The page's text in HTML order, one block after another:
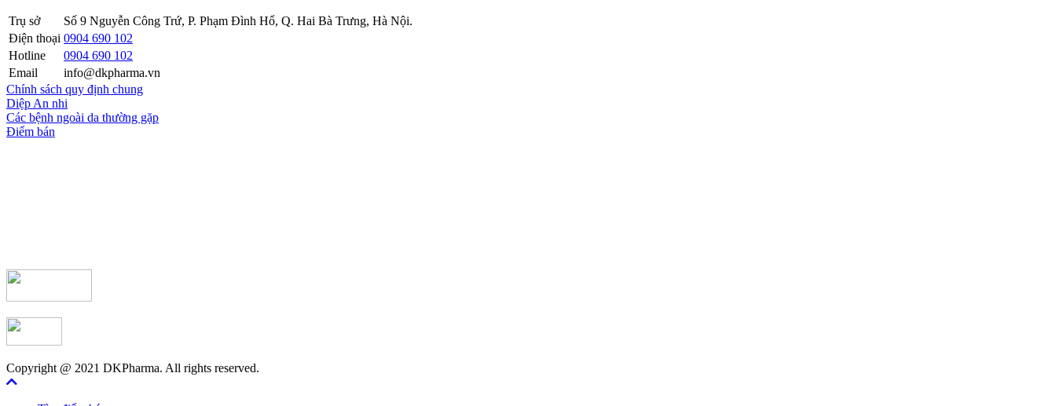
Trụ sở
Số 9 Nguyễn Công Trứ, P. Phạm Đình Hổ, Q. Hai Bà Trưng, Hà Nội.
Điện thoại 0904 690 102
Hotline
0904 690 102
Email
info@dkpharma.vn
Chính sách quy định chung
Diệp An nhi
Các bệnh ngoài da thường gặp
Điểm bán
Copyright @ 2021 DKPharma. All rights reserved.